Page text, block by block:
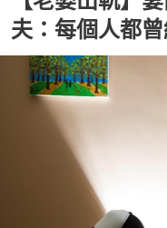
夫：每個人都